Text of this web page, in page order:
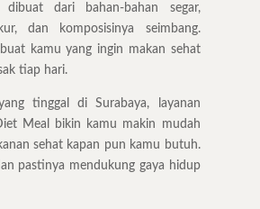
dibuat dari bahan-bahan segar,
dan komposisinya seimbang.
kamu yang ingin makan sehat
tiap hari.
tinggal di Surabaya, layanan
Meal bikin kamu makin mudah
sehat kapan pun kamu butuh.
pastinya mendukung gaya hidup